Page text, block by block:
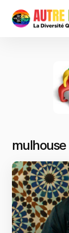
mulhouse